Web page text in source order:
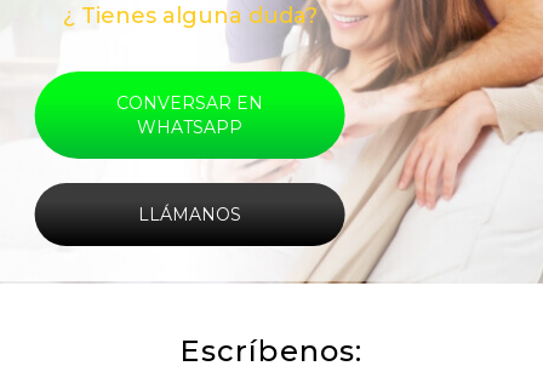
¿ Tienes alguna duda?
CONVERSAR EN
WHATSAPP
LLÁMANOS
Escríbenos: